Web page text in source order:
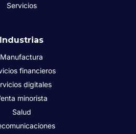
Servicios
Industrias
Manufactura
financieros
digitales
minorista
Salud